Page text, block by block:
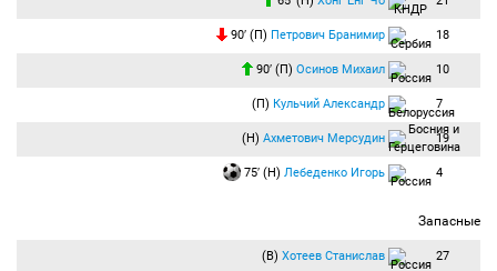
90′ (П) Петрович Бранимир 18
90′ (П) Осинов Михаил 10
(П) Кульчий Александр 7
(Н) Ахметович Мерсудин 19
75′ (Н) Лебеденко Игорь 4
Запасные
(В) Хотеев Станислав 27